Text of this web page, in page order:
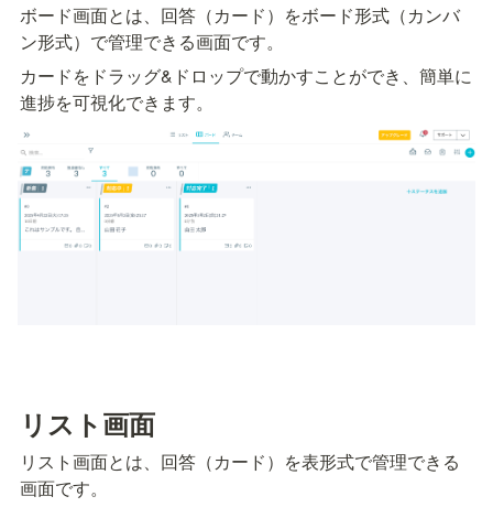
ボード画面とは、回答（カード）をボード形式（カンバ
ン形式）で管理できる画面です。
カードをドラッグ&ドロップで動かすことができ、簡単に
進捗を可視化できます。
リスト画面
リスト画面とは、回答（カード）を表形式で管理できる
画面です。